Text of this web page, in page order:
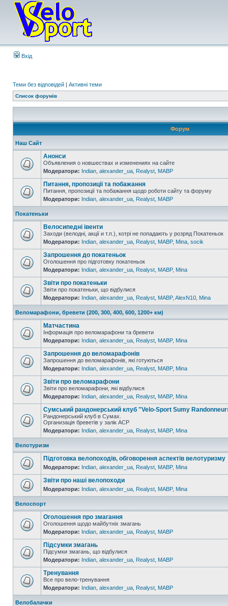
Вхід
Теми без відповідей | Активні теми
Список форумів
Форум
Наш Сайт
Анонси
Объявления о новшествах и изменениях на сайте
Модератори: Indian alexander_ua Realyst MABP
Питання, пропозиції та побажання
Питання, пропозиції та побажання щодо роботи сайту та форуму
Модератори: Indian alexander_ua Realyst MABP
Покатеньки
Велосипедні івенти
Заходи (велодні, акції и т.п.), котрі не попадають у розряд Покатеньок
Модератори: Indian alexander_ua Realyst MABP, Mina socik
Запрошення до покатеньок
Оголошення про підготовку покатеньок
Модератори: Indian alexander_ua Realyst MABP, Mina
Звіти про покатеньки
Звіти про покатеньки, що відбулися
Модератори: Indian alexander_ua Realyst MABP, AlexN10 Mina
Веломарафони, бревети (200, 300, 400, 600, 1200+ км)
Матчастина
Інформація про веломарафони та бревети
Модератори: Indian alexander_ua Realyst MABP, Mina
Запрошення до веломарафонів
Запрошення до веломарафонів, які готуються
Модератори: Indian alexander_ua Realyst MABP, Mina
Звіти про веломарафони
Звіти про веломарафони, які відбулися
Модератори: Indian alexander_ua Realyst MABP, Mina
Сумський рандонерський клуб "Velo-Sport Sumy
Рандонерський клуб в Сумах.
Организація бреветів у залік АСР
Модератори: Indian alexander_ua Realyst MABP, Mina
Велотуризм
Підготовка велопоходів, обговорення аспектів велотуризму
Модератори: Indian alexander_ua Realyst MABP, Mina
Звіти про наші велопоходи
Модератори: Indian alexander_ua Realyst MABP, Mina
Велоспорт
Оголошення про змагання
Оголошення щодо майбутніх змагань
Модератори: Indian alexander_ua Realyst MABP
Підсумки змагань
Підсумки змагань, що відбулися
Модератори: Indian alexander_ua Realyst MABP
Тренування
Все про вело-тренування
Модератори: Indian alexander_ua Realyst MABP
Велобалачки